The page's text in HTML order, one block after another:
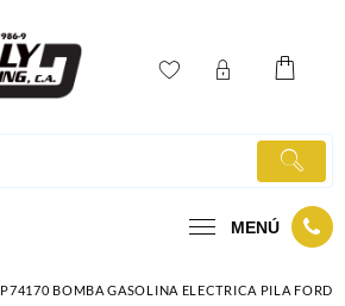
MENÚ
P74170 BOMBA GASOLINA ELECTRICA PILA FORD